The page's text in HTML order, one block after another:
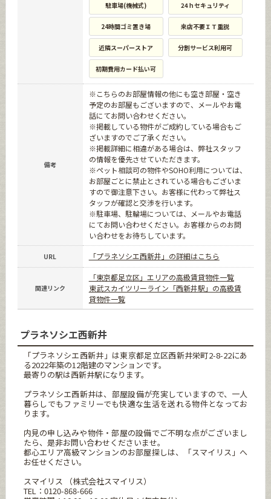
駐車場(機械式) 24ｈセキュリティ
24時間ゴミ置き場 来店不要ＩＴ重説
近隣スーパーストア 分割サービス利用可
初期費用カード払い可
備考
※こちらのお部屋情報の他にも空き部屋・空き
予定のお部屋もございますので、メールやお電
話にてお問い合わせください。
※掲載している物件がご成約している場合もご
ざいますのでご了承ください。
※掲載詳細に相違がある場合は、弊社スタッフ
の情報を優先させていただきます。
※ペット相談可の物件やSOHO利用については、
お部屋ごとに禁止とされている場合もございま
すので御注意下さい。お客様に代わって弊社ス
タッフが確認と交渉を行います。
※駐車場、駐輪場については、メールやお電話
にてお問い合わせください。お客様からのお問
い合わせをお待ちしています。
URL 「プラネソシエ西新井」の詳細はこちら
関連リンク
「東京都足立区」エリアの高級賃貸物件一覧
東武スカイツリーライン「西新井駅」の高級賃
貸物件一覧
プラネソシエ西新井
「プラネソシエ西新井」は東京都足立区西新井栄町2-8-22にあ
る2022年築の12階建のマンションです。
最寄りの駅は西新井駅になります。
プラネソシエ西新井は、部屋設備が充実していますので、一人
暮らしでもファミリーでも快適な生活を送れる物件となってお
ります。
内見の申し込みや物件・部屋の設備でご不明な点がございまし
たら、是非お問い合わせくださいませ。
都心エリア高級マンションのお部屋探しは、「スマイリス」へ
お任せください。
スマイリス （株式会社スマイリス）
TEL：0120-868-666